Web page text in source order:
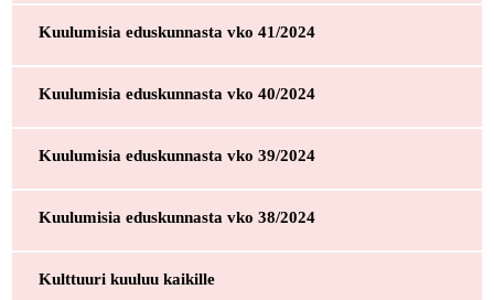
Kuulumisia eduskunnasta vko 41/2024
Kuulumisia eduskunnasta vko 40/2024
Kuulumisia eduskunnasta vko 39/2024
Kuulumisia eduskunnasta vko 38/2024
Kulttuuri kuuluu kaikille